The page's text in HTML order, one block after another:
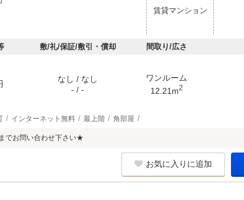
賃貸マンション
敷/礼/保証/敷引・償却 間取り/広さ
なし / なし
- / -
ワンルーム
12.21m2
インターネット無料 最上階 角部屋
でお問い合わせ下さい★
お気に入りに追加